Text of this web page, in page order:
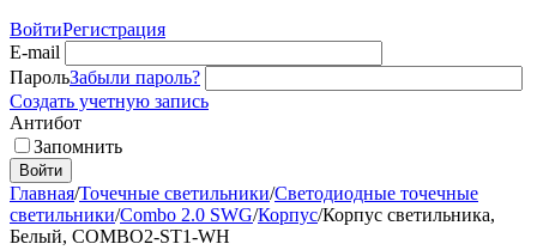
ВойтиРегистрация
E-mail
ПарольЗабыли пароль?
Создать учетную запись
Антибот
Запомнить
Войти
Главная/Точечные светильники/Светодиодные точечные
светильники/Combo 2.0 SWG/Корпус/Корпус светильника,
Белый, COMBO2-ST1-WH